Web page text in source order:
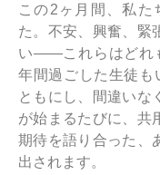
この2ヶ月間、私た
た。不安、興奮、緊
い――これらはどれ
年間過ごした生徒も
ともにし、間違いな
が始まるたびに、共
期待を語り合った、
出されます。